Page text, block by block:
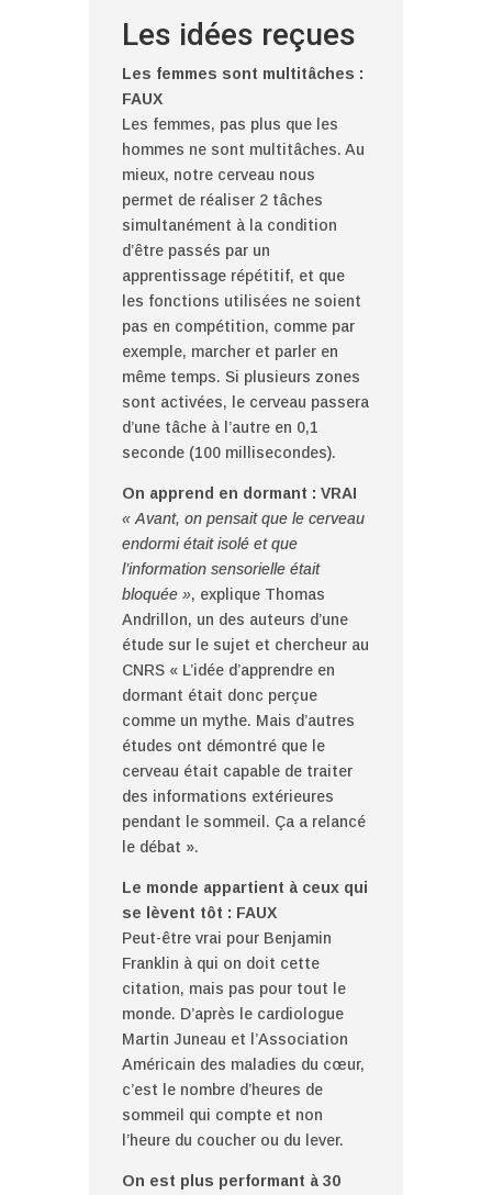
Les idées reçues
Les femmes sont multitâches :
FAUX
Les femmes, pas plus que les
hommes ne sont multitâches. Au
mieux, notre cerveau nous
permet de réaliser 2 tâches
simultanément à la condition
d’être passés par un
apprentissage répétitif, et que
les fonctions utilisées ne soient
pas en compétition, comme par
exemple, marcher et parler en
même temps. Si plusieurs zones
sont activées, le cerveau passera
d’une tâche à l’autre en 0,1
seconde (100 millisecondes).
On apprend en dormant : VRAI
« Avant, on pensait que le cerveau
endormi était isolé et que
l’information sensorielle était
bloquée », explique Thomas
Andrillon, un des auteurs d’une
étude sur le sujet et chercheur au
CNRS « L’idée d’apprendre en
dormant était donc perçue
comme un mythe. Mais d’autres
études ont démontré que le
cerveau était capable de traiter
des informations extérieures
pendant le sommeil. Ça a relancé
le débat ».
Le monde appartient à ceux qui
se lèvent tôt : FAUX
Peut-être vrai pour Benjamin
Franklin à qui on doit cette
citation, mais pas pour tout le
monde. D’après le cardiologue
Martin Juneau et l’Association
Américain des maladies du cœur,
c’est le nombre d’heures de
sommeil qui compte et non
l’heure du coucher ou du lever.
On est plus performant à 30